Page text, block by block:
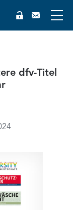
dfv-Titel